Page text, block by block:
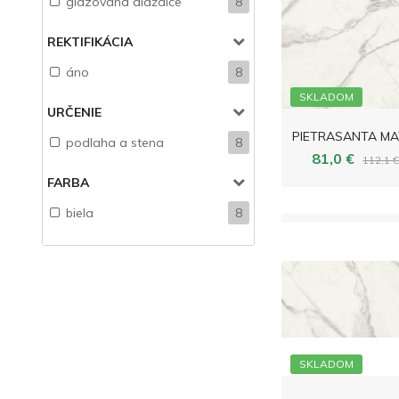
REKTIFIKÁCIA
áno
8
URČENIE
podlaha a stena
8
FARBA
biela
8
SKLADOM
81,0 € 112,1 €
SKLADOM